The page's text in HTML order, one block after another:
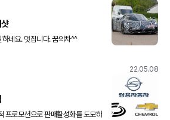
네요. 멋집니다. 꿈의차^^
22.05.08
프로모션으로 판매활성화를 도모하